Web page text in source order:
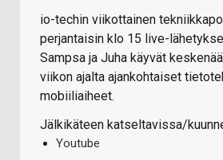
io-techin viikottainen
perjantaisin klo 15 live-
Sampsa ja Juha käyvät
viikon ajalta ajankohtaiset
mobiiliaiheet.
Jälkikäteen katseltavissa/
Youtube